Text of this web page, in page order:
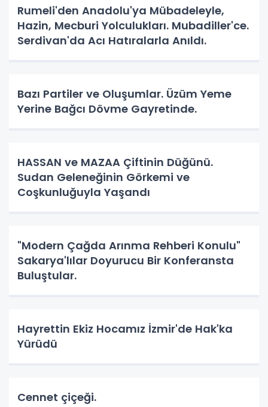
Rumeli'den Anadolu'ya Mübadeleyle,
Hazin, Mecburi Yolculukları. Mubadiller'ce.
Serdivan'da Acı Hatıralarla Anıldı.
Bazı Partiler ve Oluşumlar. Üzüm Yeme
Yerine Bağcı Dövme Gayretinde.
HASSAN ve MAZAA Çiftinin Düğünü.
Sudan Geleneğinin Görkemi ve
Coşkunluğuyla Yaşandı
"Modern Çağda Arınma Rehberi Konulu"
Sakarya'lılar Doyurucu Bir Konferansta
Buluştular.
Hayrettin Ekiz Hocamız İzmir'de Hak'ka
Yürüdü
Cennet çiçeği.